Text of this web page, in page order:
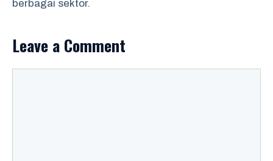
berbagai sektor.
Leave a Comment